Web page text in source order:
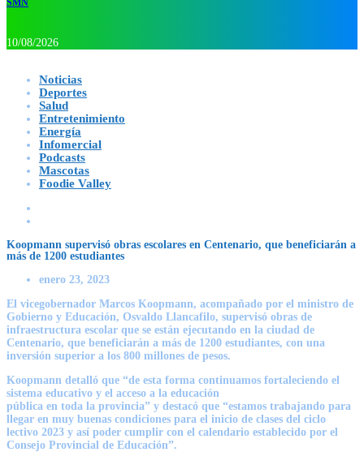
SMN
10/08/2026
Noticias
Deportes
Salud
Entretenimiento
Energía
Infomercial
Podcasts
Mascotas
Foodie Valley
Koopmann supervisó obras escolares en Centenario, que beneficiarán a
más de 1200 estudiantes
enero 23, 2023
El vicegobernador Marcos Koopmann, acompañado por el ministro de
Gobierno y Educación, Osvaldo Llancafilo, supervisó obras de
infraestructura escolar que se están ejecutando en la ciudad de
Centenario, que beneficiarán a más de 1200 estudiantes, con una
inversión superior a los 800 millones de pesos.
Koopmann detalló que “de esta forma continuamos fortaleciendo el
sistema educativo y el acceso a la educación
pública en toda la provincia” y destacó que “estamos trabajando para
llegar en muy buenas condiciones para el inicio de clases del ciclo
lectivo 2023 y así poder cumplir con el calendario establecido por el
Consejo Provincial de Educación”.